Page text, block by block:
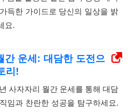
득한 가이드로 당신의 일상을 밝
요.
간 운세: 대담한 도전으
리!
사자자리 월간 운세를 통해 대담
임과 찬란한 성공을 탐구하세요.